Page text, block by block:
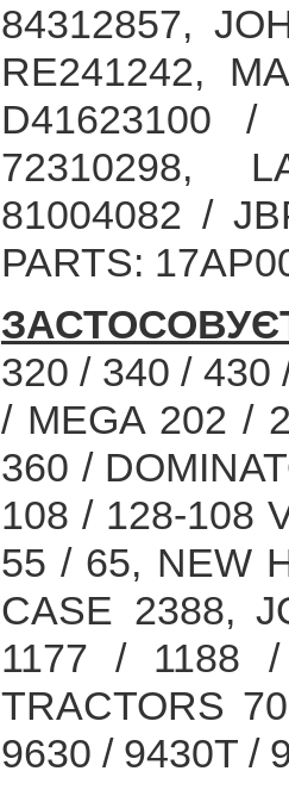
84312857,
RE241242,
D41623100 /
72310298,
81004082 /
PARTS:
320 / 340 / 430
/ MEGA 202 /
360 /
108 / 128-108
55 / 65, NEW
CASE 2388,
1177 / 1188
TRACTORS
9630 / 9430T /